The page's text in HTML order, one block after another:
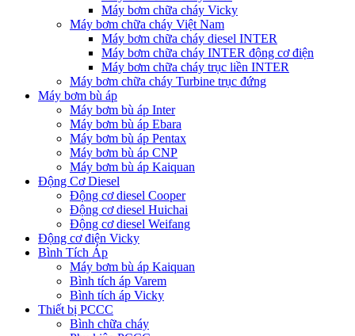
Máy bơm chữa cháy Vicky
Máy bơm chữa cháy Việt Nam
Máy bơm chữa cháy diesel INTER
Máy bơm chữa cháy INTER động cơ điện
Máy bơm chữa cháy trục liền INTER
Máy bơm chữa cháy Turbine trục đứng
Máy bơm bù áp
Máy bơm bù áp Inter
Máy bơm bù áp Ebara
Máy bơm bù áp Pentax
Máy bơm bù áp CNP
Máy bơm bù áp Kaiquan
Động Cơ Diesel
Động cơ diesel Cooper
Động cơ diesel Huichai
Động cơ diesel Weifang
Động cơ điện Vicky
Bình Tích Áp
Máy bơm bù áp Kaiquan
Bình tích áp Varem
Bình tích áp Vicky
Thiết bị PCCC
Bình chữa cháy